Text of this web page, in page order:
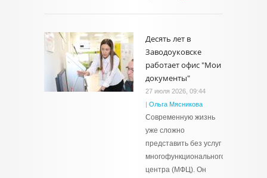
Десять лет в
Заводоуковске
работает офис "Мои
документы"
27 июля 2026, 09:44
| Ольга Мясникова
Современную жизнь
уже сложно
представить без услуг
многофункционального
центра (МФЦ). Он